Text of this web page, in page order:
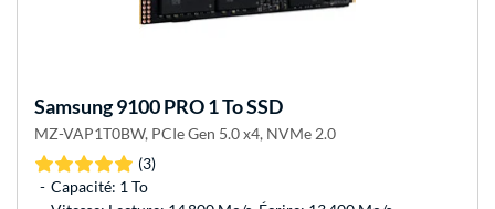
Samsung9100 PRO 1 To SSD
MZ-VAP1T0BW, PCIe Gen 5.0 x4, NVMe 2.0
(3)
Capacité: 1 To